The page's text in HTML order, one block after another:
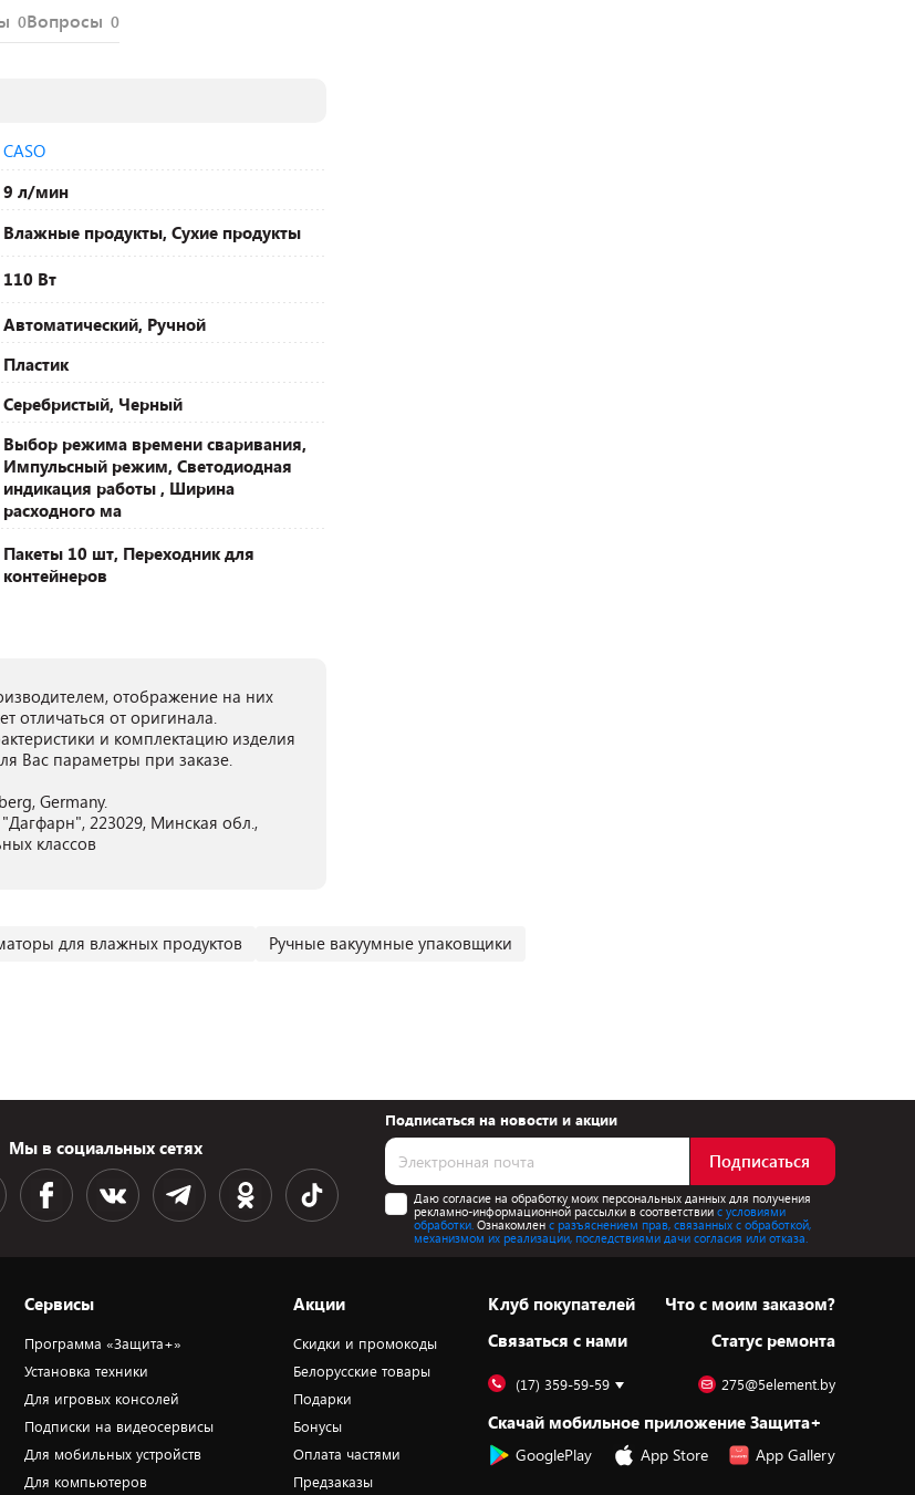
0Вопросы 0
CASO
9 л/мин
Влажные продукты, Сухие продукты
110 Вт
Автоматический, Ручной
Пластик
Серебристый, Черный
Выбор режима времени сваривания,
Импульсный режим, Светодиодная
индикация работы , Ширина
расходного ма
Пакеты 10 шт, Переходник для
контейнеров
отображение на них
отличаться от оригинала.
и комплектацию изделия
Вас параметры при заказе.
Germany.
223029, Минская обл.,
классов
для влажных продуктов Ручные вакуумные упаковщики
Мы в социальных сетях
Подписаться на новости и акции
Подписаться
Даю согласие на обработку моих персональных данных для получения
рекламно-информационной рассылки в соответствиис условиями
обработки. Ознакомлен с разъяснением прав, связанных с обработкой,
механизмом их реализации, последствиями дачи согласия или отказа.
Сервисы
Программа «Защита+»
Установка техники
Для игровых консолей
Подписки на видеосервисы
Для мобильных устройств
Для компьютеров
Акции
Скидки и промокоды
Белорусские товары
Подарки
Бонусы
Оплата частями
Предзаказы
Клуб покупателей
Cвязаться с нами
Что с моим заказом?
Статус ремонта
(17) 359-59-59 275@5element.by
Скачай мобильное приложение Защита+
GooglePlay App Store App Gallery